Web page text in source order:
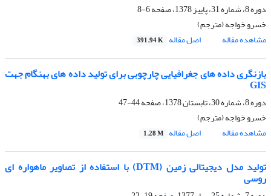
دوره 8، شماره 31، پاییز 1378، صفحه
6-8
خسرو خواجه (مترجم)
مشاهده مقاله
اصل مقاله 391.94 K
بازنگری داده های جغرافیایی چارچوبی برای تولید داده های بهنگام جهت
GIS
دوره 8، شماره 30، تابستان 1378، صفحه
44-47
خسرو خواجه (مترجم)
مشاهده مقاله
اصل مقاله 1.28 M
تولید مدل دیجیتالی زمین (DTM) با استفاده از تصاویر ماهواره ای
روسی